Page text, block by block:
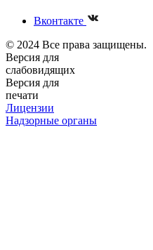
Вконтакте
© 2024 Все права защищены.
Версия для
слабовидящих
Версия для
печати
Лицензии
Надзорные органы